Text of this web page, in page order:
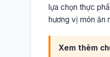
lựa chọn thực
hương vị món ăn
Xem thêm